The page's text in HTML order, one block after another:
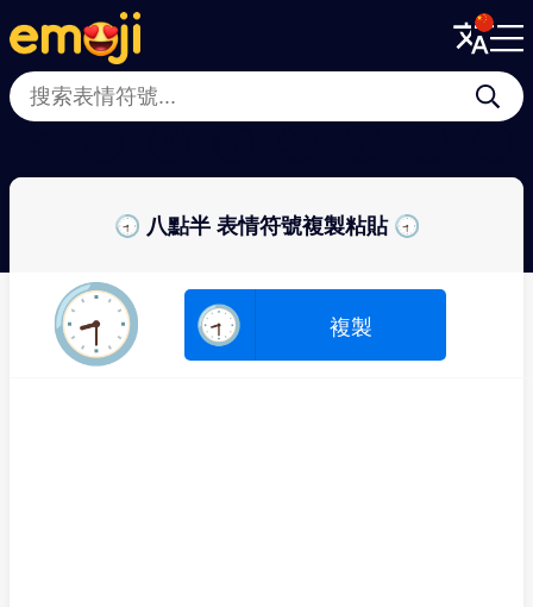
Menu
Close
Menu
Close
🕣 八點半 表情符號複製粘貼 🕣
🕣 🕣 複製